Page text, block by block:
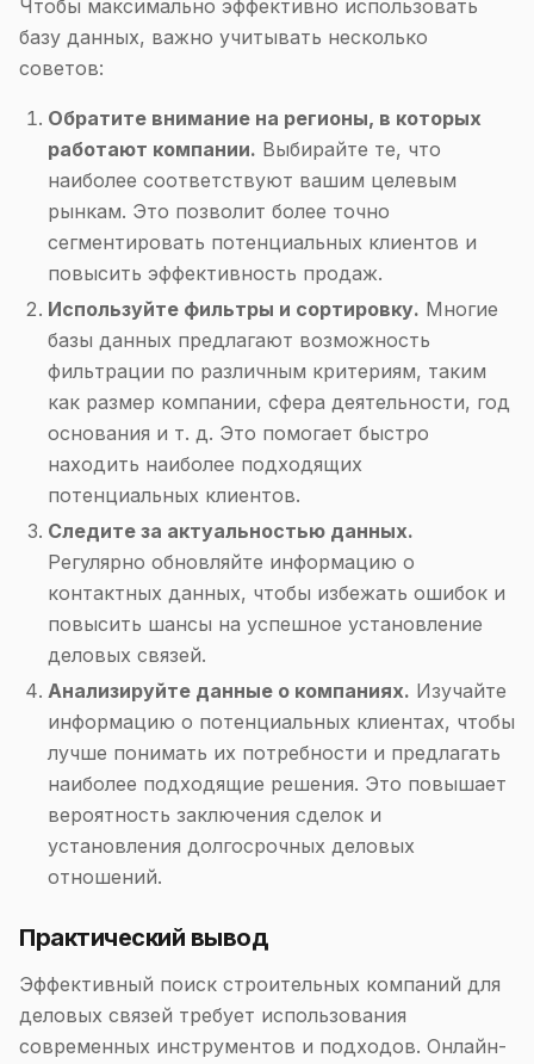
Чтобы максимально эффективно использовать
базу данных, важно учитывать несколько
советов:
Обратите внимание на регионы, в которых
работают компании. Выбирайте те, что
наиболее соответствуют вашим целевым
рынкам. Это позволит более точно
сегментировать потенциальных клиентов и
повысить эффективность продаж.
Используйте фильтры и сортировку. Многие
базы данных предлагают возможность
фильтрации по различным критериям, таким
как размер компании, сфера деятельности, год
основания и т. д. Это помогает быстро
находить наиболее подходящих
потенциальных клиентов.
Следите за актуальностью данных.
Регулярно обновляйте информацию о
контактных данных, чтобы избежать ошибок и
повысить шансы на успешное установление
деловых связей.
Анализируйте данные о компаниях. Изучайте
информацию о потенциальных клиентах, чтобы
лучше понимать их потребности и предлагать
наиболее подходящие решения. Это повышает
вероятность заключения сделок и
установления долгосрочных деловых
отношений.
Практический вывод
Эффективный поиск строительных компаний для
деловых связей требует использования
современных инструментов и подходов. Онлайн-